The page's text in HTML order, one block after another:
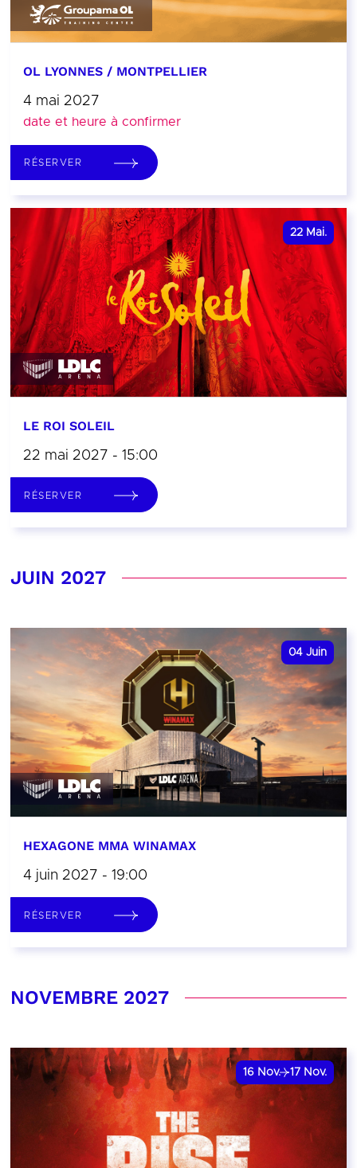
OL LYONNES / MONTPELLIER
4 mai 2027
date et heure à confirmer
RÉSERVER
22 Mai.
LE ROI SOLEIL
22 mai 2027 - 15:00
RÉSERVER
JUIN 2027
04 Juin
HEXAGONE MMA WINAMAX
4 juin 2027 - 19:00
RÉSERVER
NOVEMBRE 2027
16 Nov. 17 Nov.